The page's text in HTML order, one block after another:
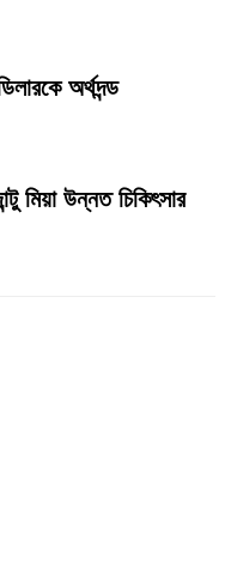
অর্থদন্ড
মিয়া উন্নত চিকিৎসার